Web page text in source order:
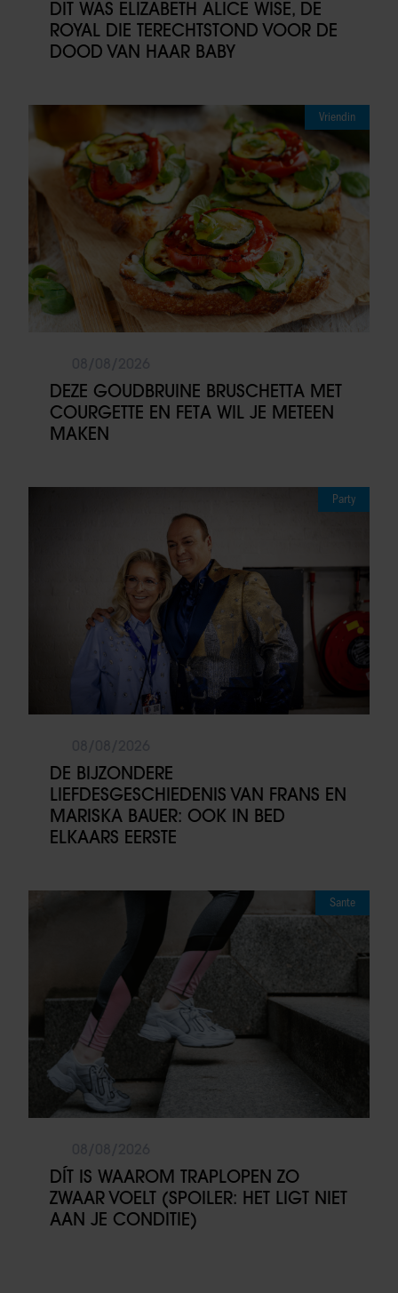
DIT WAS ELIZABETH ALICE WISE, DE
ROYAL DIE TERECHTSTOND VOOR DE
DOOD VAN HAAR BABY
Vriendin
DEZE GOUDBRUINE BRUSCHETTA MET
COURGETTE EN FETA WIL JE METEEN
MAKEN
Party
DE BIJZONDERE
LIEFDESGESCHIEDENIS VAN FRANS EN
MARISKA BAUER: OOK IN BED
ELKAARS EERSTE
Sante
DÍT IS WAAROM TRAPLOPEN ZO
ZWAAR VOELT (SPOILER: HET LIGT NIET
AAN JE CONDITIE)